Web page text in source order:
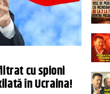
cu spioni
în Ucraina!